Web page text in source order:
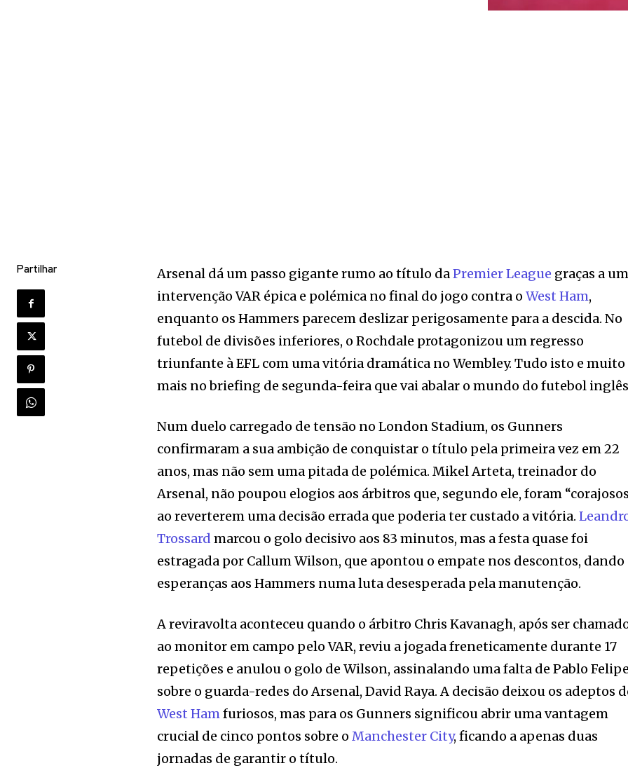
Partilhar Arsenal dá um passo gigante rumo ao título daPremier League graças a
intervenção VAR épica e polémica no final do jogo contra oWest Ham,
enquanto os Hammers parecem deslizar perigosamente para a descida. No
futebol de divisões inferiores, o Rochdale protagonizou um regresso
triunfante à EFL com uma vitória dramática no Wembley. Tudo isto e muito
mais no briefing de segunda-feira que vai abalar o mundo do futebol
Num duelo carregado de tensão no London Stadium, os Gunners
confirmaram a sua ambição de conquistar o título pela primeira vez em 22
anos, mas não sem uma pitada de polémica. Mikel Arteta, treinador do
Arsenal, não poupou elogios aos árbitros que, segundo ele, foram
ao reverterem uma decisão errada que poderia ter custado a vitória.
Trossard marcou o golo decisivo aos 83 minutos, mas a festa quase foi
estragada por Callum Wilson, que apontou o empate nos descontos, dando
esperanças aos Hammers numa luta desesperada pela manutenção.
A reviravolta aconteceu quando o árbitro Chris Kavanagh, após ser
ao monitor em campo pelo VAR, reviu a jogada freneticamente durante 17
repetições e anulou o golo de Wilson, assinalando uma falta de Pablo Felipe
sobre o guarda-redes do Arsenal, David Raya. A decisão deixou os adeptos
West Hamfuriosos, mas para os Gunners significou abrir uma vantagem
crucial de cinco pontos sobre oManchester City, ficando a apenas duas
jornadas de garantir o título.